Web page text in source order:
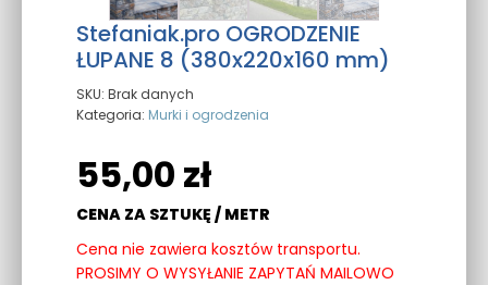
Stefaniak.pro OGRODZENIE
ŁUPANE 8 (380x220x160 mm)
SKU: Brak danych
Kategoria: Murki i ogrodzenia
55,00 zł
CENA ZA SZTUKĘ / METR
Cena nie zawiera kosztów transportu.
PROSIMY O WYSYŁANIE ZAPYTAŃ MAILOWO